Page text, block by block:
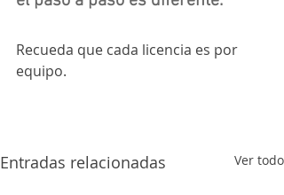
Recueda que cada licencia es por
equipo.
Entradas relacionadas Ver todo